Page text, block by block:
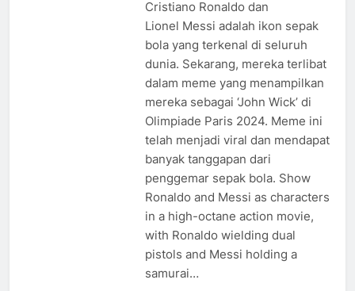
Cristiano Ronaldo dan
Lionel Messi adalah ikon sepak
bola yang terkenal di seluruh
dunia. Sekarang, mereka terlibat
dalam meme yang menampilkan
mereka sebagai ‘John Wick’ di
Olimpiade Paris 2024. Meme ini
telah menjadi viral dan mendapat
banyak tanggapan dari
penggemar sepak bola. Show
Ronaldo and Messi as characters
in a high-octane action movie,
with Ronaldo wielding dual
pistols and Messi holding a
samurai…